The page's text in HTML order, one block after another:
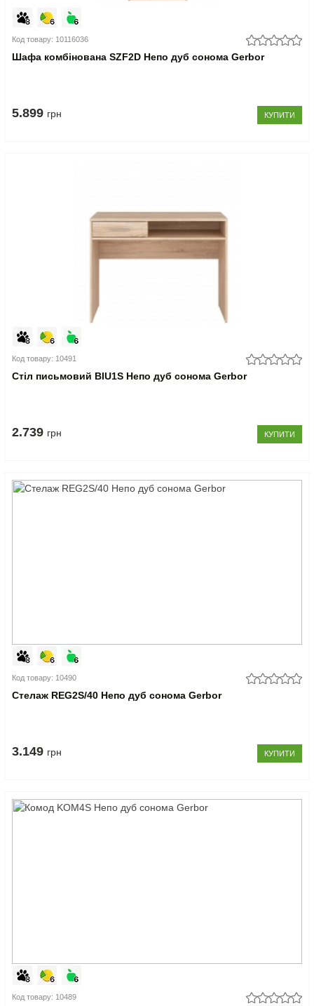
Код товару: 10116036
Шафа комбінована SZF2D Непо дуб сонома Gerbor
5.899 грн КУПИТИ
Код товару: 10491
Стіл письмовий BIU1S Непо дуб сонома Gerbor
2.739 грн КУПИТИ
Код товару: 10490
Стелаж REG2S/40 Непо дуб сонома Gerbor
3.149 грн КУПИТИ
Код товару: 10489